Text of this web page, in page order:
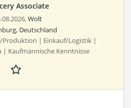
Associate
Wolt
Deutschland
Produktion | Einkauf/Logistik |
| Kaufmännische Kenntnisse